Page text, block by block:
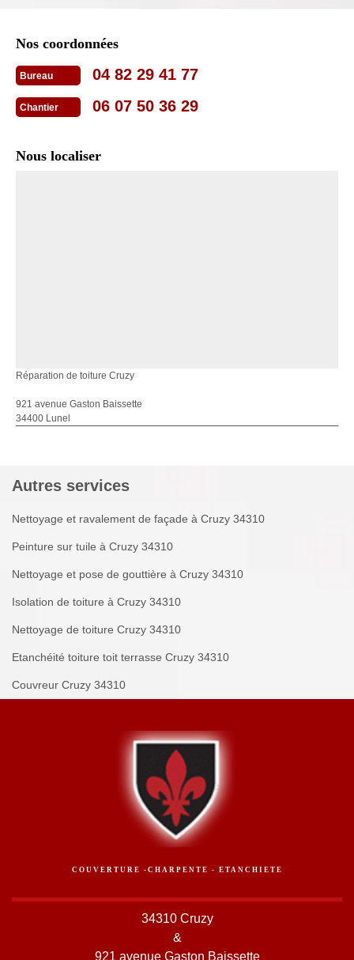
Nos coordonnées
Bureau 04 82 29 41 77
Chantier 06 07 50 36 29
Nous localiser
Réparation de toiture Cruzy
921 avenue Gaston Baissette
34400 Lunel
Autres services
Nettoyage et ravalement de façade à Cruzy 34310
Peinture sur tuile à Cruzy 34310
Nettoyage et pose de gouttière à Cruzy 34310
Isolation de toiture à Cruzy 34310
Nettoyage de toiture Cruzy 34310
Etanchéité toiture toit terrasse Cruzy 34310
Couvreur Cruzy 34310
COUVERTURE -CHARPENTE - ETANCHIETE
34310 Cruzy
&
921 avenue Gaston Baissette